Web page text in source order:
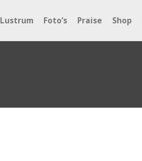
Lustrum Foto’s Praise Shop